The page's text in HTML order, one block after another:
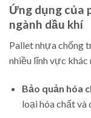
Ứng dụng của
ngành dầu khí
Pallet nhựa chống
nhiều lĩnh vực khác
Bảo quản hóa
loại hóa chất và